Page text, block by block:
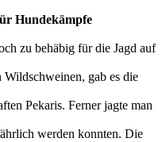
Hundekämpfe
zu behäbig für die Jagd auf
gab es die
Pekaris. Ferner jagte man
werden konnten. Die